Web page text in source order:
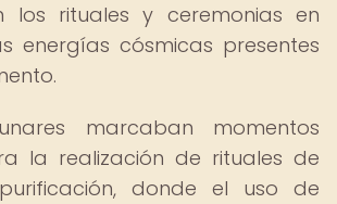
los rituales y ceremonias en
energías cósmicas presentes
marcaban momentos
la realización de rituales de
donde el uso de